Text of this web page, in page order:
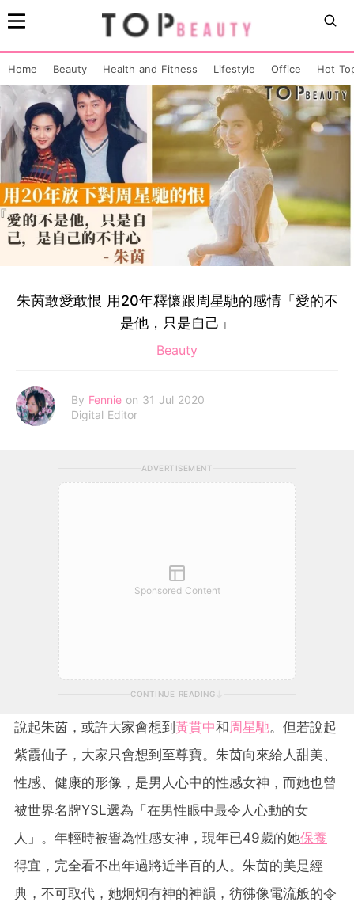
Home Beauty Health and Fitness Lifestyle Office Hot
朱茵敢愛敢恨 用20年釋懷跟周星馳的感情「愛的不
是他，只是自己」
Beauty
By Fennie on 31 Jul 2020
Digital Editor
ADVERTISEMENT
Sponsored Content
CONTINUE READING
說起朱茵，或許大家會想到黃貫中和周星馳。但若說起
紫霞仙子，大家只會想到至尊寶。朱茵向來給人甜美、
性感、健康的形像，是男人心中的性感女神，而她也曾
被世界名牌YSL選為「在男性眼中最令人心動的女
人」。年輕時被譽為性感女神，現年已49歲的她保養
得宜，完全看不出年過將近半百的人。朱茵的美是經
典，不可取代，她炯炯有神的神韻，彷彿像電流般的令